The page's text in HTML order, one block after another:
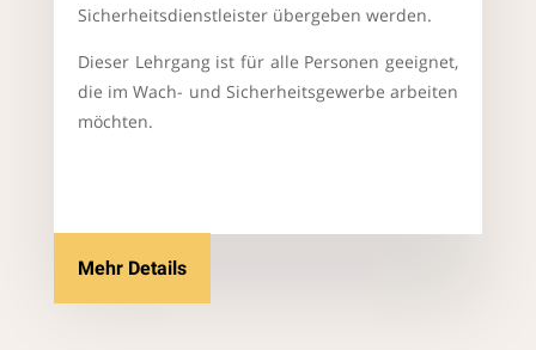
Sicherheitsdienstleister übergeben werden.
Dieser Lehrgang ist für alle Personen geeignet,
die im Wach- und Sicherheitsgewerbe arbeiten
möchten.
Mehr Details